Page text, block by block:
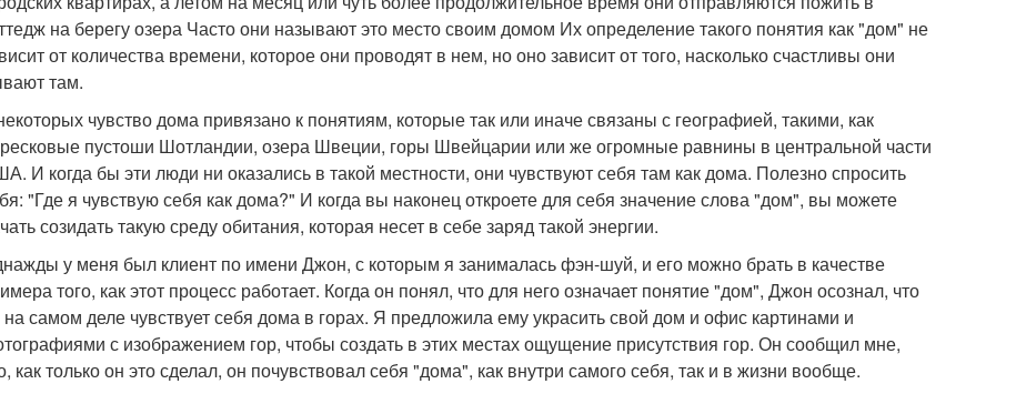
на берегу озера Часто они называют это место своим домом Их определение такого понятия как "дом" не
от количества времени, которое они проводят в нем, но оно зависит от того, насколько счастливы они
там.
чувство дома привязано к понятиям, которые так или иначе связаны с географией, такими, как
пустоши Шотландии, озера Швеции, горы Швейцарии или же огромные равнины в центральной части
И когда бы эти люди ни оказались в такой местности, они чувствуют себя там как дома. Полезно спросить
"Где я чувствую себя как дома?" И когда вы наконец откроете для себя значение слова "дом", вы можете
созидать такую среду обитания, которая несет в себе заряд такой энергии.
у меня был клиент по имени Джон, с которым я занималась фэн-шуй, и его можно брать в качестве
того, как этот процесс работает. Когда он понял, что для него означает понятие "дом", Джон осознал, что
самом деле чувствует себя дома в горах. Я предложила ему украсить свой дом и офис картинами и
с изображением гор, чтобы создать в этих местах ощущение присутствия гор. Он сообщил мне,
как только он это сделал, он почувствовал себя "дома", как внутри самого себя, так и в жизни вообще.